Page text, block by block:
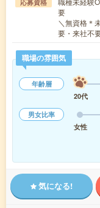
応募資格
要
＼無資格＊
要・来社不
職場の雰囲気
年齢層
20代
男女比率
女性
気になる!